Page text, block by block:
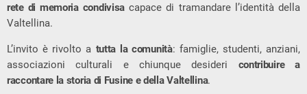
rete di memoria condivisa capace di tramandare l’identità della
Valtellina.
L’invito è rivolto a tutta la comunità: famiglie, studenti, anziani,
associazioni culturali e chiunque desideri contribuire a
raccontare la storia di Fusine e della Valtellina.